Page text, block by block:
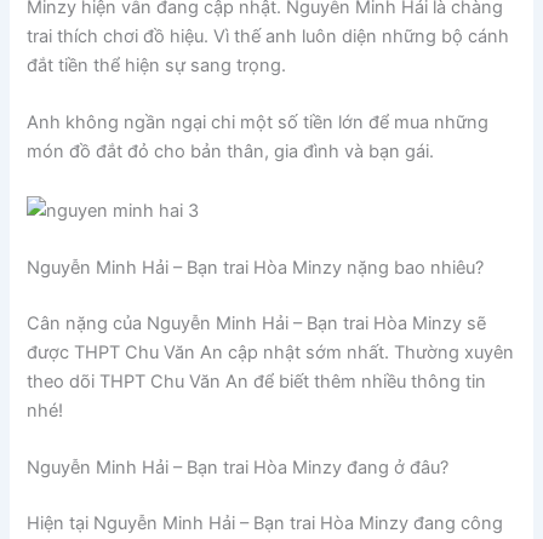
Minzy hiện vẫn đang cập nhật. Nguyễn Minh Hải là chàng
trai thích chơi đồ hiệu. Vì thế anh luôn diện những bộ cánh
đắt tiền thể hiện sự sang trọng.
Anh không ngần ngại chi một số tiền lớn để mua những
món đồ đắt đỏ cho bản thân, gia đình và bạn gái.
Nguyễn Minh Hải – Bạn trai Hòa Minzy nặng bao nhiêu?
Cân nặng của Nguyễn Minh Hải – Bạn trai Hòa Minzy sẽ
được THPT Chu Văn An cập nhật sớm nhất. Thường xuyên
theo dõi THPT Chu Văn An để biết thêm nhiều thông tin
nhé!
Nguyễn Minh Hải – Bạn trai Hòa Minzy đang ở đâu?
Hiện tại Nguyễn Minh Hải – Bạn trai Hòa Minzy đang công